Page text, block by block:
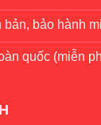
bảo hành
quốc (miễn